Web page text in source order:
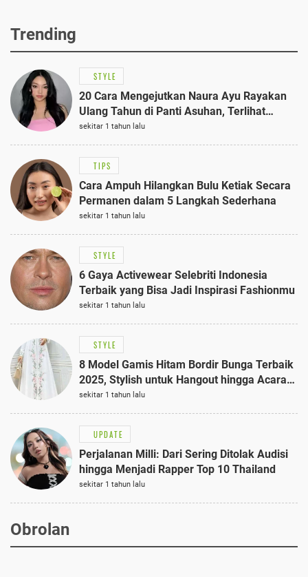
Trending
STYLE
20 Cara Mengejutkan Naura Ayu Rayakan
Ulang Tahun di Panti Asuhan, Terlihat
Anggun dengan Kaftan Cokelat
sekitar 1 tahun lalu
TIPS
Cara Ampuh Hilangkan Bulu Ketiak Secara
Permanen dalam 5 Langkah Sederhana
sekitar 1 tahun lalu
STYLE
6 Gaya Activewear Selebriti Indonesia
Terbaik yang Bisa Jadi Inspirasi Fashionmu
sekitar 1 tahun lalu
STYLE
8 Model Gamis Hitam Bordir Bunga Terbaik
2025, Stylish untuk Hangout hingga Acara
Semi-Formal
sekitar 1 tahun lalu
UPDATE
Perjalanan Milli: Dari Sering Ditolak Audisi
hingga Menjadi Rapper Top 10 Thailand
sekitar 1 tahun lalu
Obrolan